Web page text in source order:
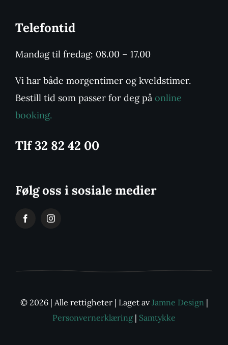
Telefontid
Mandag til fredag: 08.00 – 17.00
Vi har både morgentimer og kveldstimer.
Bestill tid som passer for deg på online
booking.
Tlf 32 82 42 00
Følg oss i sosiale medier
© 2026 | Alle rettigheter | Laget av Jamne Design |
Personvernerklæring | Samtykke